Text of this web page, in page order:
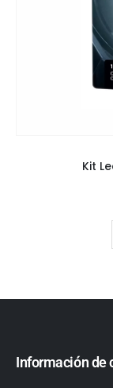
Kit
Información de